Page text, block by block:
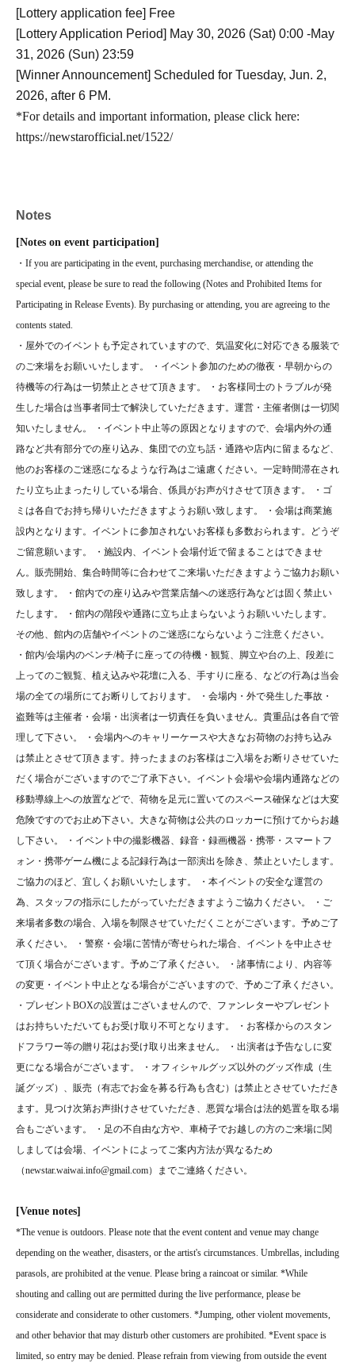
[Lottery application fee] Free
[Lottery Application Period] May 30, 2026 (Sat) 0:00 -May
31, 2026 (Sun) 23:59
[Winner Announcement] Scheduled for Tuesday, Jun. 2,
2026, after 6 PM.
*For details and important information, please click here:
https://newstarofficial.net/1522/
Notes
[Notes on event participation]
・If you are participating in the event, purchasing merchandise, or attending the
special event, please be sure to read the following (Notes and Prohibited Items for
Participating in Release Events). By purchasing or attending, you are agreeing to the
contents stated.
・屋外でのイベントも予定されていますので、気温変化に対応できる服装で
のご来場をお願いいたします。 ・イベント参加のための徹夜・早朝からの
待機等の行為は一切禁止とさせて頂きます。 ・お客様同士のトラブルが発
生した場合は当事者同士で解決していただきます。運営・主催者側は一切関
知いたしません。 ・イベント中止等の原因となりますので、会場内外の通
路など共有部分での座り込み、集団での立ち話・通路や店内に留まるなど、
他のお客様のご迷惑になるような行為はご遠慮ください。一定時間滞在され
たり立ち止まったりしている場合、係員がお声がけさせて頂きます。 ・ゴ
ミは各自でお持ち帰りいただきますようお願い致します。 ・会場は商業施
設内となります。イベントに参加されないお客様も多数おられます。どうぞ
ご留意願います。 ・施設内、イベント会場付近で留まることはできませ
ん。販売開始、集合時間等に合わせてご来場いただきますようご協力お願い
致します。 ・館内での座り込みや営業店舗への迷惑行為などは固く禁止い
たします。 ・館内の階段や通路に立ち止まらないようお願いいたします。
その他、館内の店舗やイベントのご迷惑にならないようご注意ください。
・館内/会場内のベンチ/椅子に座っての待機・観覧、脚立や台の上、段差に
上ってのご観覧、植え込みや花壇に入る、手すりに座る、などの行為は当会
場の全ての場所にてお断りしております。 ・会場内・外で発生した事故・
盗難等は主催者・会場・出演者は一切責任を負いません。貴重品は各自で管
理して下さい。 ・会場内へのキャリーケースや大きなお荷物のお持ち込み
は禁止とさせて頂きます。持ったままのお客様はご入場をお断りさせていた
だく場合がございますのでご了承下さい。イベント会場や会場内通路などの
移動導線上への放置などで、荷物を足元に置いてのスペース確保などは大変
危険ですのでお止め下さい。大きな荷物は公共のロッカーに預けてからお越
し下さい。 ・イベント中の撮影機器、録音・録画機器・携帯・スマートフ
ォン・携帯ゲーム機による記録行為は一部演出を除き、禁止といたします。
ご協力のほど、宜しくお願いいたします。 ・本イベントの安全な運営の
為、スタッフの指示にしたがっていただきますようご協力ください。 ・ご
来場者多数の場合、入場を制限させていただくことがございます。予めご了
承ください。 ・警察・会場に苦情が寄せられた場合、イベントを中止させ
て頂く場合がございます。予めご了承ください。 ・諸事情により、内容等
の変更・イベント中止となる場合がございますので、予めご了承ください。
・プレゼントBOXの設置はございませんので、ファンレターやプレゼント
はお持ちいただいてもお受け取り不可となります。 ・お客様からのスタン
ドフラワー等の贈り花はお受け取り出来ません。 ・出演者は予告なしに変
更になる場合がございます。 ・オフィシャルグッズ以外のグッズ作成（生
誕グッズ）、販売（有志でお金を募る行為も含む）は禁止とさせていただき
ます。見つけ次第お声掛けさせていただき、悪質な場合は法的処置を取る場
合もございます。 ・足の不自由な方や、車椅子でお越しの方のご来場に関
しましては会場、イベントによってご案内方法が異なるため
（newstar.waiwai.info@gmail.com）までご連絡ください。
[Venue notes]
*The venue is outdoors. Please note that the event content and venue may change
depending on the weather, disasters, or the artist's circumstances. Umbrellas, including
parasols, are prohibited at the venue. Please bring a raincoat or similar. *While
shouting and calling out are permitted during the live performance, please be
considerate and considerate to other customers. *Jumping, other violent movements,
and other behavior that may disturb other customers are prohibited. *Event space is
limited, so entry may be denied. Please refrain from viewing from outside the event